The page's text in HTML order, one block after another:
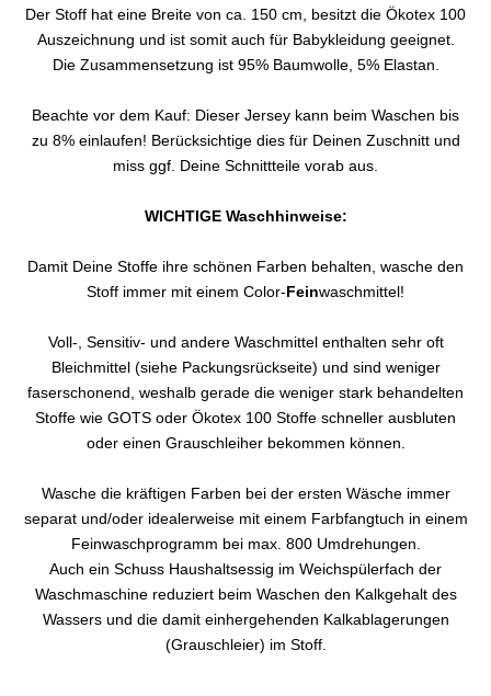
Der Stoff hat eine Breite von ca. 150 cm, besitzt die Ökotex 100
Auszeichnung und ist somit auch für Babykleidung geeignet.
Die Zusammensetzung ist 95% Baumwolle, 5% Elastan.
Beachte vor dem Kauf: Dieser Jersey kann beim Waschen bis
zu 8% einlaufen! Berücksichtige dies für Deinen Zuschnitt und
miss ggf. Deine Schnittteile vorab aus.
WICHTIGE Waschhinweise:
Damit Deine Stoffe ihre schönen Farben behalten, wasche den
Stoff immer mit einem Color-Feinwaschmittel!
Voll-, Sensitiv- und andere Waschmittel enthalten sehr oft
Bleichmittel (siehe Packungsrückseite) und sind weniger
faserschonend, weshalb gerade die weniger stark behandelten
Stoffe wie GOTS oder Ökotex 100 Stoffe schneller ausbluten
oder einen Grauschleiher bekommen können.
Wasche die kräftigen Farben bei der ersten Wäsche immer
separat und/oder idealerweise mit einem Farbfangtuch in einem
Feinwaschprogramm bei max. 800 Umdrehungen.
Auch ein Schuss Haushaltsessig im Weichspülerfach der
Waschmaschine reduziert beim Waschen den Kalkgehalt des
Wassers und die damit einhergehenden Kalkablagerungen
(Grauschleier) im Stoff.